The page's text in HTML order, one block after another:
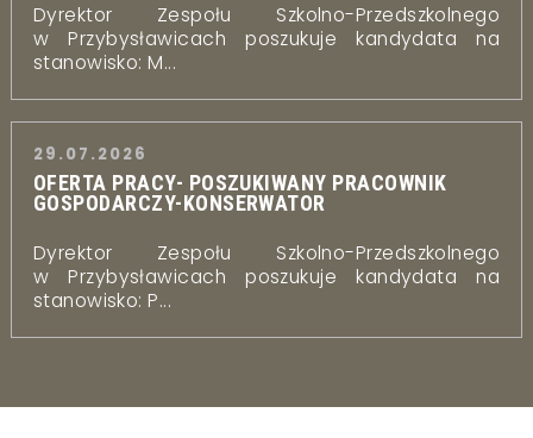
Dyrektor Zespołu Szkolno-Przedszkolnego
w Przybysławicach poszukuje kandydata na
stanowisko: M...
29.07.2026
OFERTA PRACY- POSZUKIWANY PRACOWNIK
GOSPODARCZY-KONSERWATOR
Dyrektor Zespołu Szkolno-Przedszkolnego
w Przybysławicach poszukuje kandydata na
stanowisko: P...